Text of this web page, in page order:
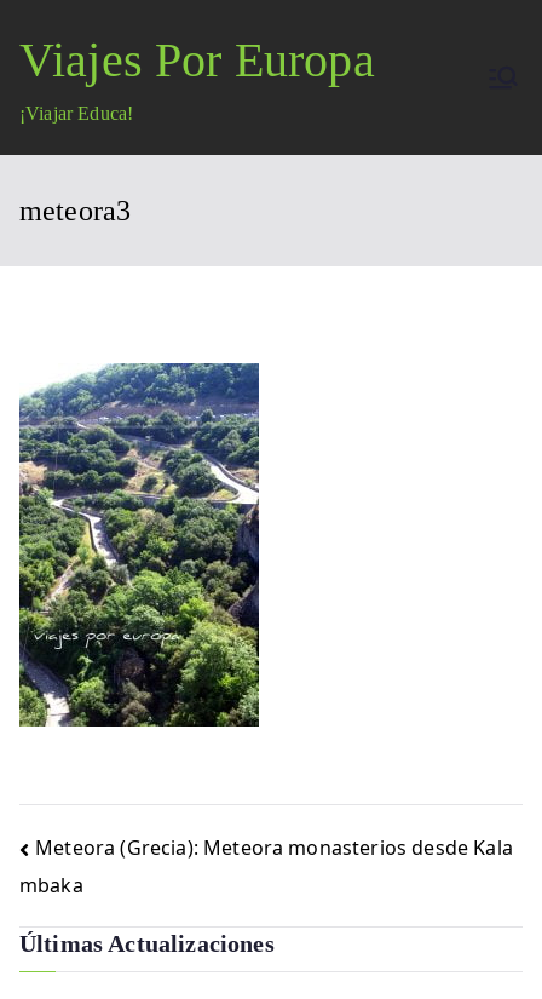
contenido
Viajes Por Europa
¡Viajar Educa!
meteora3
Navegación
de
entradas
Meteora (Grecia): Meteora monasterios desde Kala
mbaka
Últimas Actualizaciones